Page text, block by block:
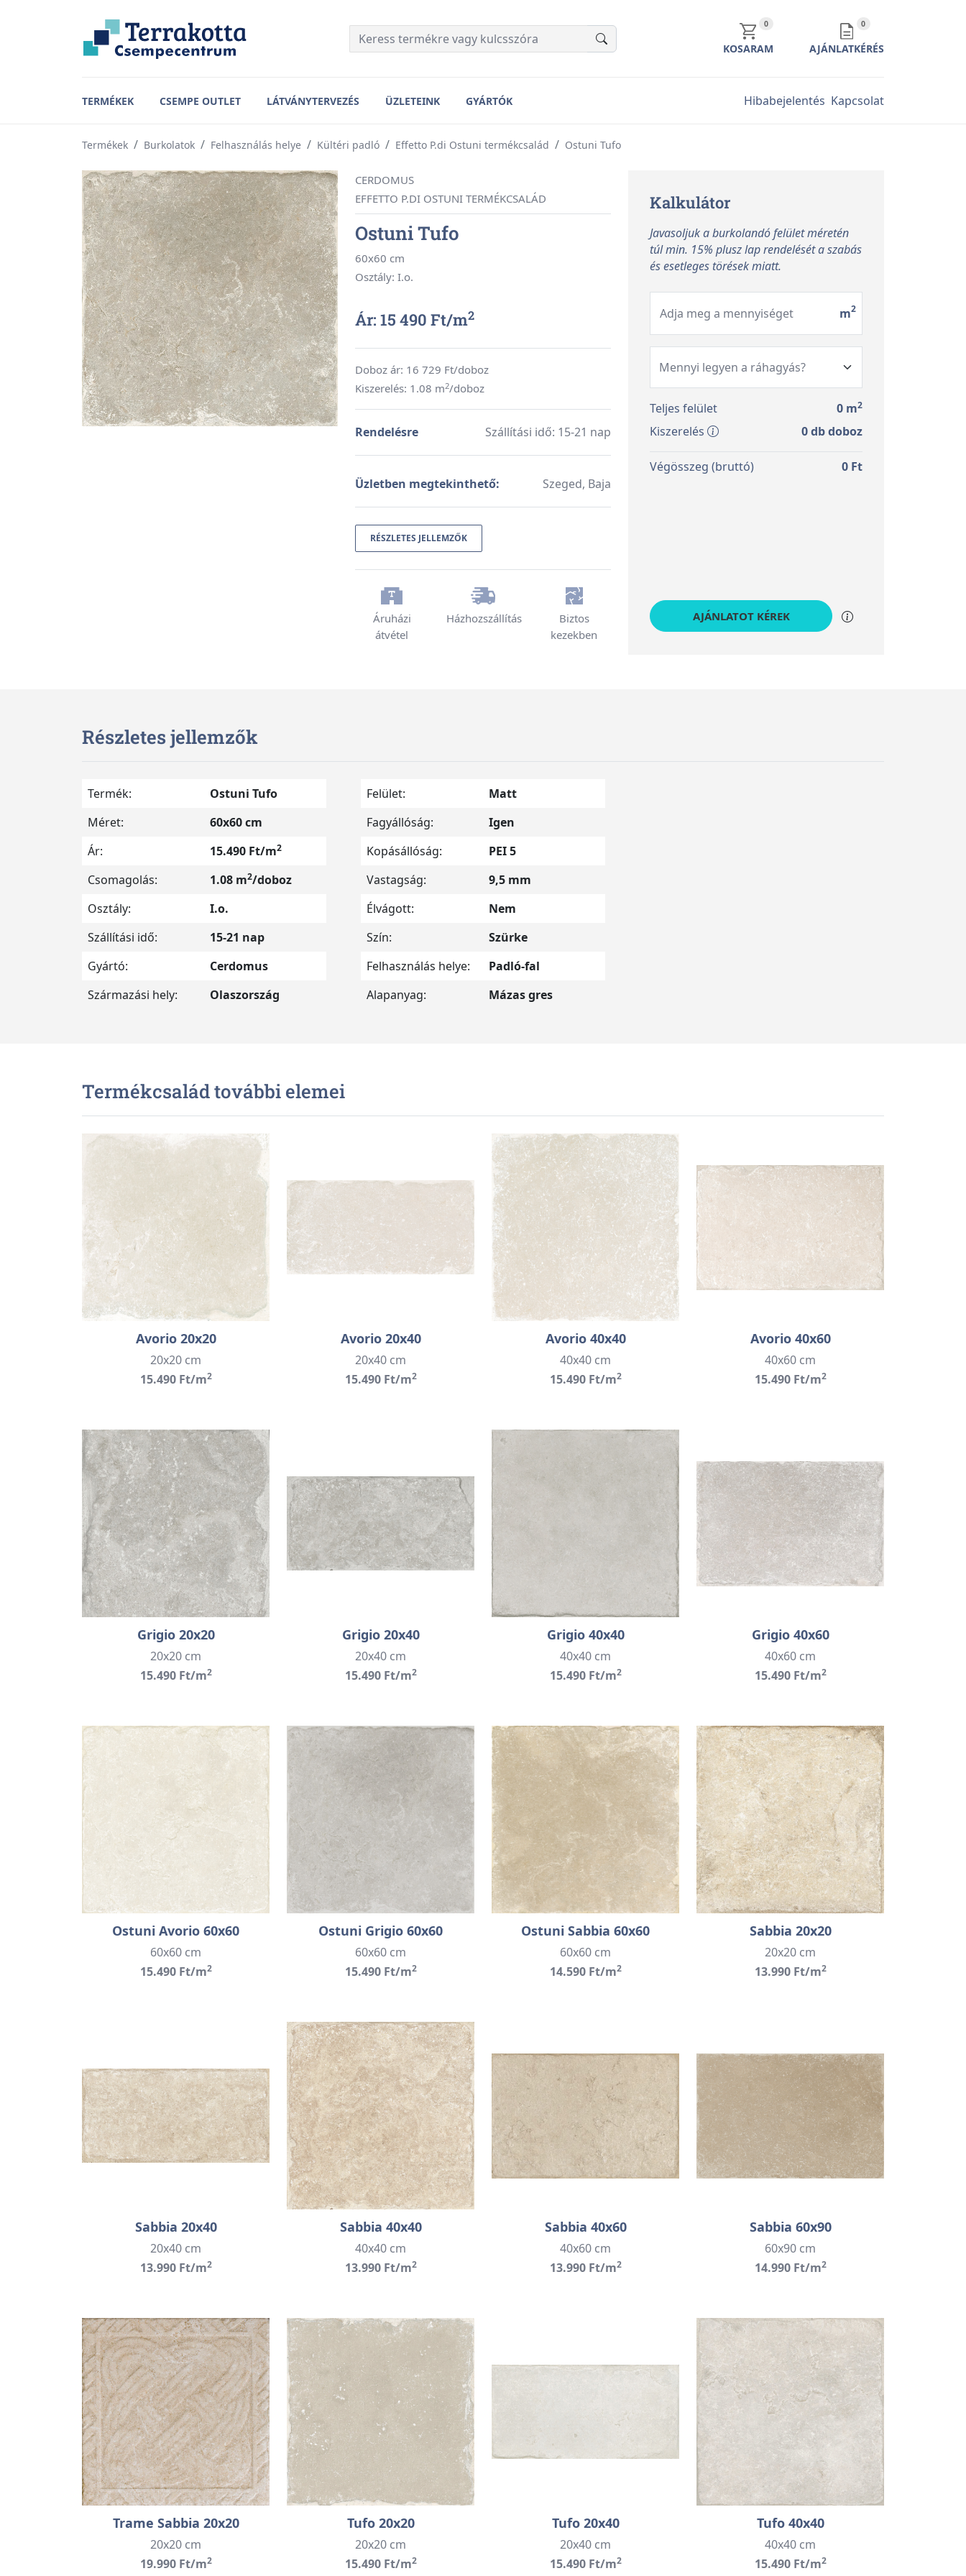
0KOSÁR TARTALMA
KOSARAM
0AJÁNLATKÉRÉS TARTALMA
AJÁNLATKÉRÉS
TERMÉKEK CSEMPE OUTLET LÁTVÁNYTERVEZÉS ÜZLETEINK GYÁRTÓK Hibabejelentés Kapcsolat
Termékek Burkolatok Felhasználás helye Kültéri padló Effetto P.di Ostuni termékcsalád Ostuni Tufo
CERDOMUS
EFFETTO P.DI OSTUNI TERMÉKCSALÁD
Ostuni Tufo
60x60 cm
Osztály: I.o.
Ár: 15 490 Ft/m2
Doboz ár: 16 729 Ft/doboz
Kiszerelés: 1.08 m2/doboz
Rendelésre Szállítási idő: 15-21 nap
Üzletben megtekinthető: Szeged, Baja
RÉSZLETES JELLEMZŐK
Áruházi
átvétel
Házhozszállítás
Biztos
kezekben
Kalkulátor
Javasoljuk a burkolandó felület méretén
túl min. 15% plusz lap rendelését a szabás
és esetleges törések miatt.
Adja meg a mennyiséget m2
Teljes felület 0 m2
Kiszerelés 0db doboz
Végösszeg (bruttó) 0 Ft
AJÁNLATOT KÉREK
Részletes jellemzők
Termék:
Ostuni Tufo
Méret:
60x60 cm
Ár:
15.490 Ft/m2
Csomagolás: 1.08 m2/doboz
Osztály:
I.o.
Szállítási idő:
15-21 nap
Gyártó:
Cerdomus
Származási hely:
Olaszország
Felület:
Matt
Fagyállóság:
Igen
Kopásállóság:
PEI 5
Vastagság:
9,5 mm
Élvágott:
Nem
Szín:
Szürke
Felhasználás helye:
Padló-fal
Alapanyag:
Mázas gres
Termékcsalád további elemei
Avorio 20x20
20x20 cm
15.490 Ft/m2
Avorio 20x40
20x40 cm
15.490 Ft/m2
Avorio 40x40
40x40 cm
15.490 Ft/m2
Avorio 40x60
40x60 cm
15.490 Ft/m2
Grigio 20x20
20x20 cm
15.490 Ft/m2
Grigio 20x40
20x40 cm
15.490 Ft/m2
Grigio 40x40
40x40 cm
15.490 Ft/m2
Grigio 40x60
40x60 cm
15.490 Ft/m2
Ostuni Avorio 60x60
60x60 cm
15.490 Ft/m2
Ostuni Grigio 60x60
60x60 cm
15.490 Ft/m2
Ostuni Sabbia 60x60
60x60 cm
14.590 Ft/m2
Sabbia 20x20
20x20 cm
13.990 Ft/m2
Sabbia 20x40
20x40 cm
13.990 Ft/m2
Sabbia 40x40
40x40 cm
13.990 Ft/m2
Sabbia 40x60
40x60 cm
13.990 Ft/m2
Sabbia 60x90
60x90 cm
14.990 Ft/m2
Trame Sabbia 20x20
20x20 cm
19.990 Ft/m2
Tufo 20x20
20x20 cm
15.490 Ft/m2
Tufo 20x40
20x40 cm
15.490 Ft/m2
Tufo 40x40
40x40 cm
15.490 Ft/m2